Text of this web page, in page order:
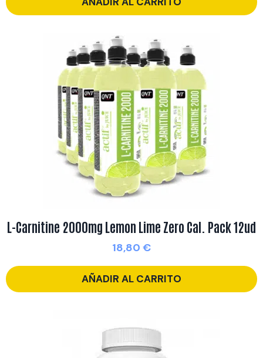
L-Carnitine 2000mg Lemon Lime Zero Cal. Pack 12ud
18,80 €
AÑADIR AL CARRITO